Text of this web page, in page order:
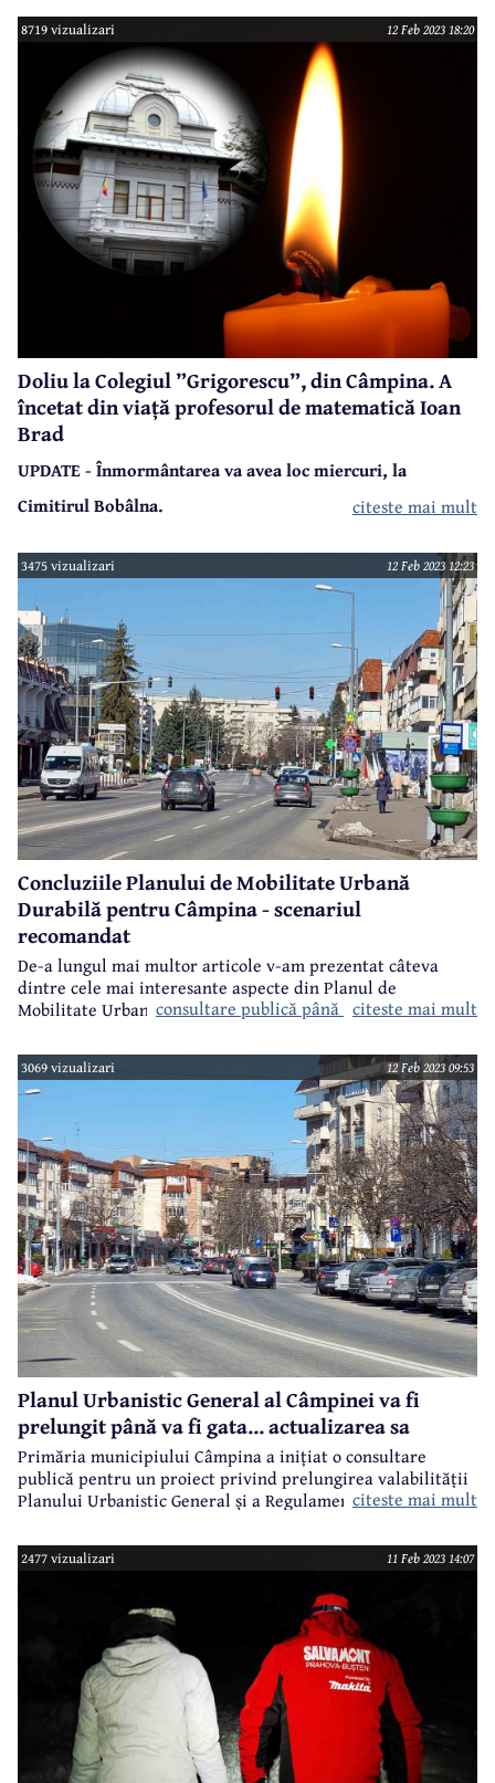
Printre cererile de finanțare aprobate se numără și cea
depusă de Primăria Câmpina. Contractul de finanțare va fi
semnat până la sfârșitul lunii februarie.
8719 vizualizari 12 Feb 2023 18:20
Doliu la Colegiul ”Grigorescu”, din Câmpina. A
încetat din viață profesorul de matematică Ioan
Brad
UPDATE - Înmormântarea va avea loc miercuri, la
Cimitirul Bobâlna.
din localitate. Duminică dimineață, după o lungă și grea
suferință, a încetat din viață la Spitalul Județean din
Ploiești profesorul de matematică Ioan Brad.
citeste mai mult
3475 vizualizari 12 Feb 2023 12:23
Concluziile Planului de Mobilitate Urbană
Durabilă pentru Câmpina - scenariul
recomandat
De-a lungul mai multor articole v-am prezentat câteva
dintre cele mai interesante aspecte din Planul de
Mobilitate Urbană Durabilă al municipiului Câmpina,
consultare publică până luni, 13 februarie
citeste mai mult
3069 vizualizari 12 Feb 2023 09:53
Planul Urbanistic General al Câmpinei va fi
prelungit până va fi gata... actualizarea sa
Primăria municipiului Câmpina a inițiat o consultare
publică pentru un proiect privind prelungirea valabilității
Planului Urbanistic General și a Regulamentului Local de
data de 20 februarie 2023. Detalii -
aici
.
citeste mai mult
2477 vizualizari 11 Feb 2023 14:07